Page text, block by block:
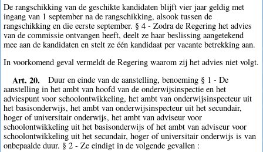
De rangschikking van de geschikte kandidaten blijft vier jaar geldig met
ingang van 1 september na de rangschikking, alsook tussen de
rangschikking en die eerste september. § 4 - Zodra de Regering het advies
van de commissie ontvangen heeft, deelt ze haar beslissing aangetekend
mee aan de kandidaten en stelt ze één kandidaat per vacante betrekking aan.
In voorkomend geval vermeldt de Regering waarom zij het advies niet volgt.
Art. 20.
Duur en einde van de aanstelling, benoeming § 1 - De
aanstelling in het ambt van hoofd van de onderwijsinspectie en het
adviespunt voor schoolontwikkeling, het ambt van onderwijsinspecteur uit
het basisonderwijs, het ambt van onderwijsinspecteur uit het secundair,
hoger of universitair onderwijs, het ambt van adviseur voor
schoolontwikkeling uit het basisonderwijs of het ambt van adviseur voor
schoolontwikkeling uit het secundair, hoger of universitair onderwijs is van
onbepaalde duur. § 2 - Ze eindigt in de volgende gevallen :